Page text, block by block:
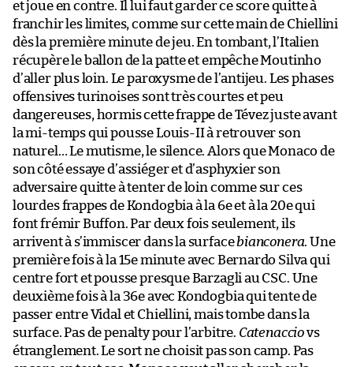
et joue en contre. Il lui faut garder ce score quitte à
franchir les limites, comme sur cette main de Chiellini
dès la première minute de jeu. En tombant, l’Italien
récupère le ballon de la patte et empêche Moutinho
d’aller plus loin. Le paroxysme de l’antijeu. Les phases
offensives turinoises sont très courtes et peu
dangereuses, hormis cette frappe de Tévez juste avant
la mi-temps qui pousse Louis-II à retrouver son
naturel… Le mutisme, le silence. Alors que Monaco de
son côté essaye d’assiéger et d’asphyxier son
adversaire quitte à tenter de loin comme sur ces
lourdes frappes de Kondogbia à la 6e et à la 20e qui
font frémir Buffon. Par deux fois seulement, ils
arrivent à s’immiscer dans la surfacebianconera. Une
première fois à la 15e minute avec Bernardo Silva qui
centre fort et pousse presque Barzagli au CSC. Une
deuxième fois à la 36e avec Kondogbia qui tente de
passer entre Vidal et Chiellini, mais tombe dans la
surface. Pas de penalty pour l’arbitre. Catenacciovs
étranglement. Le sort ne choisit pas son camp. Pas